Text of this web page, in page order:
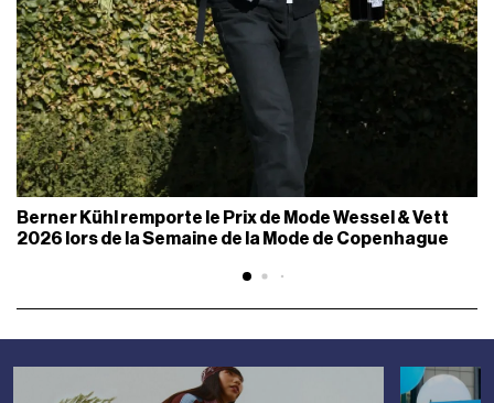
Berner Kühl remporte le Prix de Mode Wessel & Vett
2026 lors de la Semaine de la Mode de Copenhague